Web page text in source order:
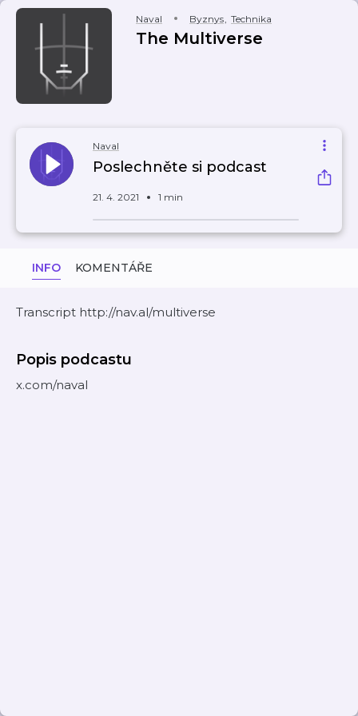
Naval Byznys, Technika
The Multiverse
Naval
Poslechněte si podcast
21. 4. 2021 1 min
INFO KOMENTÁŘE
Transcript http://nav.al/multiverse
Popis podcastu
x.com/naval